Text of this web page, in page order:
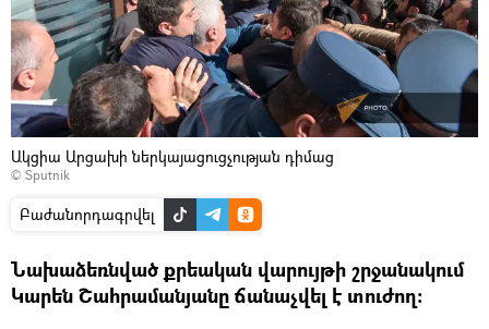
Ակցիա Արցախի ներկայացուցչության դիմաց
© Sputnik
Բաժանորդագրվել
Նախաձեռնված քրեական վարույթի շրջանակում
Կարեն Շահրամանյանը ճանաչվել է տուժող։